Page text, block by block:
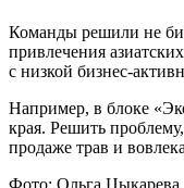
Команды решили не
привлечения
с низкой бизнес-
Например, в блоке
края. Решить
продаже трав и
Фото: Ольга Цыкарева